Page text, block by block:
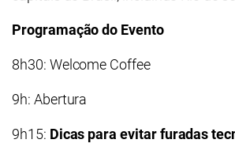
Programação do Evento
8h30: Welcome Coffee
9h: Abertura
9h15: Dicas para evitar furadas